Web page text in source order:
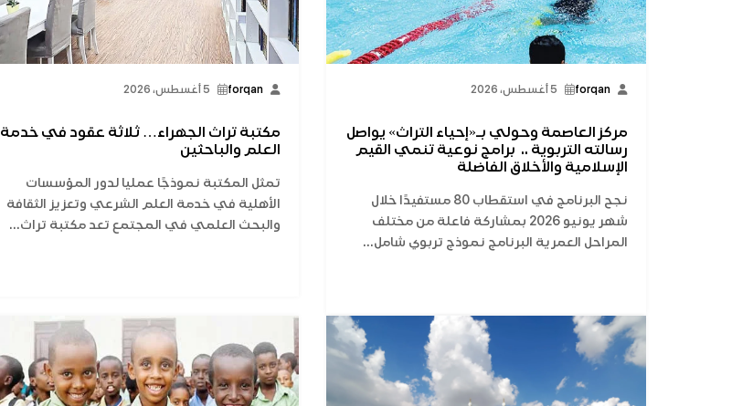
forqan 5 أغسطس، 2026
مركز العاصمة وحولي بـ«إحياء التراث» يواصل
رسالته التربوية .. برامج نوعية تنمي القيم
الإسلامية والأخلاق الفاضلة
نجح البرنامج في استقطاب 80 مستفيدًا خلال
شهر يونيو 2026 بمشاركة فاعلة من مختلف
المراحل العمرية البرنامج نموذج تربوي شامل...
forqan 5 أغسطس، 2026
مكتبة تراث الجهراء… ثلاثة عقود في خدمة
العلم والباحثين
تمثل المكتبة نموذجًا عمليا لدور المؤسسات
الأهلية في خدمة العلم الشرعي وتعزيز الثقافة
والبحث العلمي في المجتمع تعد مكتبة تراث...